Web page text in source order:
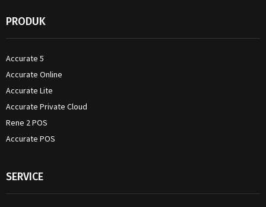
PRODUK
Accurate 5
Accurate Online
Accurate Lite
Accurate Private Cloud
Rene 2 POS
Accurate POS
SERVICE